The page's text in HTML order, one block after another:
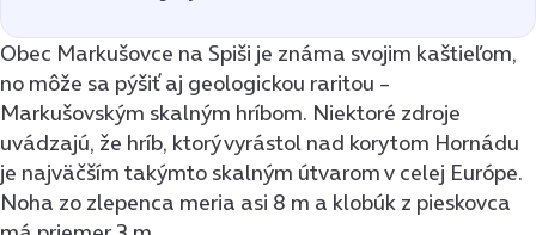
Obec Markušovce na Spiši je známa svojim kaštieľom,
no môže sa pýšiť aj geologickou raritou –
Markušovským skalným hríbom. Niektoré zdroje
uvádzajú, že hríb, ktorý vyrástol nad korytom Hornádu
je najväčším takýmto skalným útvarom v celej Európe.
Noha zo zlepenca meria asi 8 m a klobúk z pieskovca